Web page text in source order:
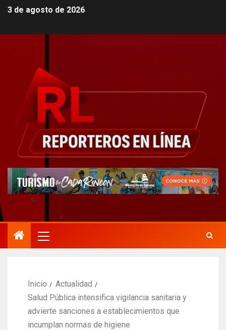
3 de agosto de 2026
Inicio
Actualidad
Salud Pública intensifica vigilancia sanitaria y
advierte sanciones a establecimientos que
incumplan normas de higiene